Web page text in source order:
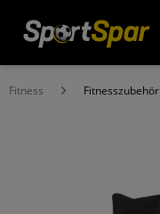
Fitness Fitnesszubehör